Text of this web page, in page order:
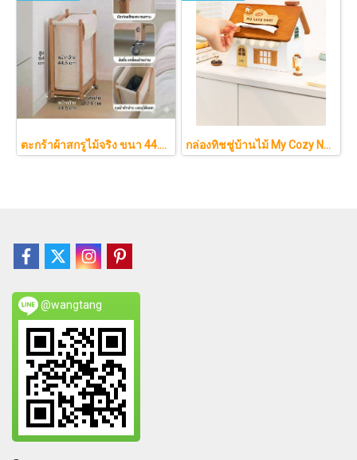
ตะกร้าผ้าสกรูไม้จริง ขนา 44.5cm รุ่น KAWA Minimalist สไตล์ญี่ปุ่นเคลื่อนที่ได้ มีล้อเลื่อน (KAWA) กล่องทิชชู่บ้านไม้ My Cozy Nest สไตล์มินิมอล นอร์ดิก ของแต่งบ้านรูปบ้าน ขนมปัง เบเกอรี่ กล่องใส่กระดาษทิชชู่แบบตั้งโต๊ะ ฝาเปิดแม่เหล็ก เติมกระดาษง่าย
@wangtang